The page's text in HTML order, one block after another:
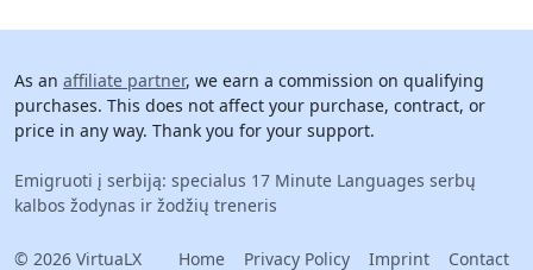
As an affiliate partner, we earn a commission on qualifying
purchases. This does not affect your purchase, contract, or
price in any way. Thank you for your support.
Emigruoti į serbiją: specialus 17 Minute Languages serbų
kalbos žodynas ir žodžių treneris
© 2026 VirtuaLX Home Privacy Policy Imprint Contact